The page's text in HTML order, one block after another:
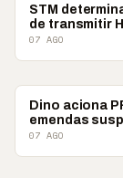
BRASIL
STM
de transmitir
07 AGO
BRASIL
Dino aciona
emendas
07 AGO